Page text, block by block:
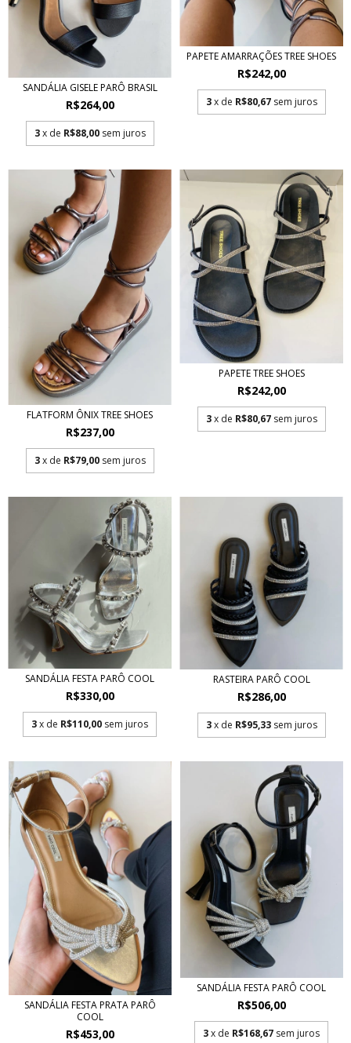
SANDÁLIA GISELE PARÔ BRASIL
R$264,00
3 x de R$88,00 sem juros
PAPETE AMARRAÇÕES TREE SHOES
R$242,00
3 x de R$80,67 sem juros
FLATFORM ÔNIX TREE SHOES
R$237,00
3 x de R$79,00 sem juros
PAPETE TREE SHOES
R$242,00
3 x de R$80,67 sem juros
SANDÁLIA FESTA PARÔ COOL
R$330,00
3x de R$110,00 sem juros
RASTEIRA PARÔ COOL
R$286,00
3 x de R$95,33 sem juros
SANDÁLIA FESTA PRATA PARÔ
COOL
R$453,00
SANDÁLIA FESTA PARÔ COOL
R$506,00
3x de R$168,67 sem juros